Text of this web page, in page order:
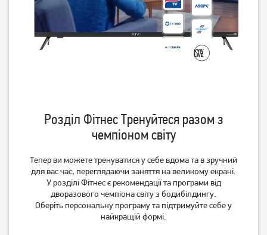
Розділ Фітнес Тренуйтеся разом з
чемпіоном світу
Тепер ви можете тренуватися у себе вдома та в зручний
для вас час, переглядаючи заняття на великому екрані.
У розділі Фітнес є рекомендації та програми від
дворазового чемпіона світу з бодибілдингу.
Оберіть персональну програму та підтримуйте себе у
найкращій формі.